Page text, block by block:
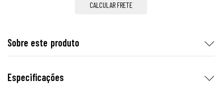
CALCULAR FRETE
Sobre este produto
Especificações